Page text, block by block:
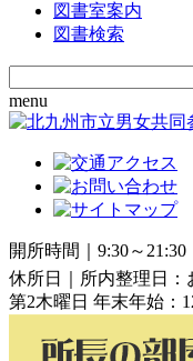
図書室案内
図書検索
Search
for:
menu
開所時間｜9:30～21:30
休所日｜所内整理日
第2木曜日 年末年始：